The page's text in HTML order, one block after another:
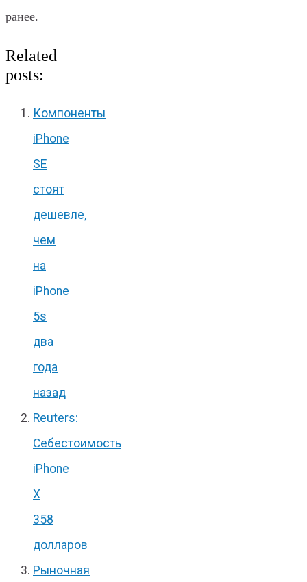
ранее.
Related
posts:
Компоненты
iPhone
SE
стоят
дешевле,
чем
на
iPhone
5s
два
года
назад
Reuters:
Себестоимость
iPhone
X
358
долларов
Рыночная